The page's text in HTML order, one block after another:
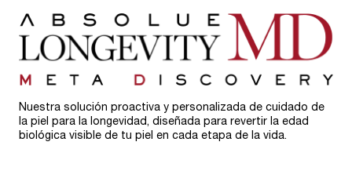
Nuestra solución proactiva y personalizada de cuidado de
la piel para la longevidad, diseñada para revertir la edad
biológica visible de tu piel en cada etapa de la vida.